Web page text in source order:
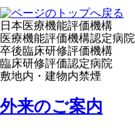
日本医療機能評価機構
医療機能評価機構認定病院
卒後臨床研修評価機構
臨床研修評価認定病院
敷地内・建物内禁煙
外来のご案内